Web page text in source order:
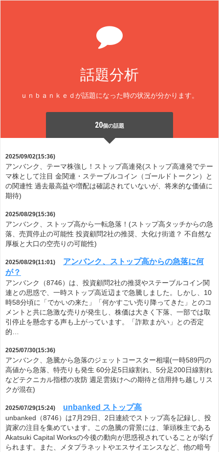
話題分析
ｕｎｂａｎｋｅｄが話題になった時の状況が分かります。
20個の話題
2025/09/02(15:36)
アンバンク、テーマ株強し！ストップ高連発(ストップ高連発でテー
マ株として注目 金関連・ステーブルコイン（ゴールドトークン）と
の関連性 過去最高益や増配は確認されていないが、将来的な価値に
期待)
2025/08/29(15:36)
アンバンク、ストップ高から一転急落！(ストップ高タッチからの急
落、売買停止の可能性 投資顧問2社の推奨、大化け街道？ 不自然な
厚板と大口の空売りの可能性)
2025/08/29(11:01)
アンバンク、ストップ高からの急落に何
が？
アンバンク（8746）は、投資顧問2社の推奨やステーブルコイン関
連との思惑で、一時ストップ高近辺まで急騰しました。しかし、10
時58分頃に「でかいの来た」「何かすごい売り降ってきた」とのコ
メントと共に急激な売りが発生し、株価は大きく下落、一部では取
引停止を懸念する声も上がっています。「詐欺まがい」との否定
的…
2025/07/30(15:36)
アンバンク、急騰から急落のジェットコースター相場(一時589円の
高値から急落、特売りも発生 60分足5日線割れ、5分足200日線割れ
などテクニカル指標の攻防 週足雲抜けへの期待と信用持ち越しリス
クが混在)
2025/07/29(15:24) unbanked ストップ高
unbanked（8746）は7月29日、2日連続でストップ高を記録し、投
資家の注目を集めています。この急騰の背景には、筆頭株主である
Akatsuki Capital Worksの今後の動向が思惑視されていることが挙げ
られます。また、メタプラネットやエスサイエンスなど、他の暗号